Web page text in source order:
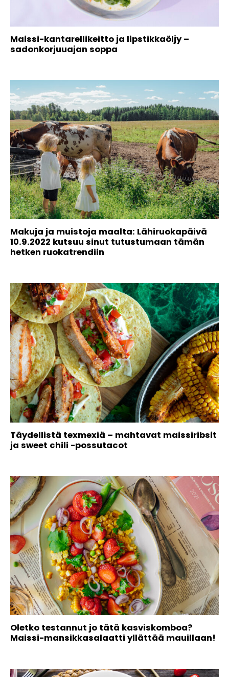
Maissi-kantarellikeitto ja lipstikkaöljy –
sadonkorjuuajan soppa
Makuja ja muistoja maalta: Lähiruokapäivä
10.9.2022 kutsuu sinut tutustumaan tämän
hetken ruokatrendiin
Täydellistä texmexiä – mahtavat maissiribsit
ja sweet chili -possutacot
Oletko testannut jo tätä kasviskomboa?
Maissi-mansikkasalaatti yllättää mauillaan!